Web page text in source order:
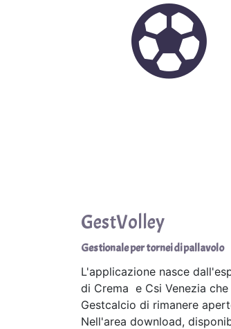
GestVolley
Gestionale per tornei di pallavolo
L'applicazione nasce
di Crema e Csi Venezia
Gestcalcio di rimanere
Nell'area download,